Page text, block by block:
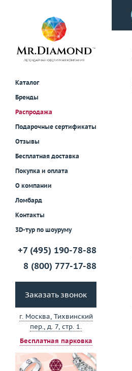
Каталог
Бренды
Распродажа
Подарочные сертификаты
Отзывы
Бесплатная доставка
Покупка и оплата
О компании
Ломбард
Контакты
3D-тур по шоуруму
+7 (495) 190-78-88
8 (800) 777-17-88
Заказать звонок
г. Москва, Тихвинский
пер., д. 7, стр. 1.
Бесплатная парковка
примерки!